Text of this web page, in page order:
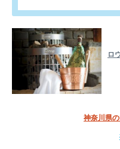
ロ
神奈川県